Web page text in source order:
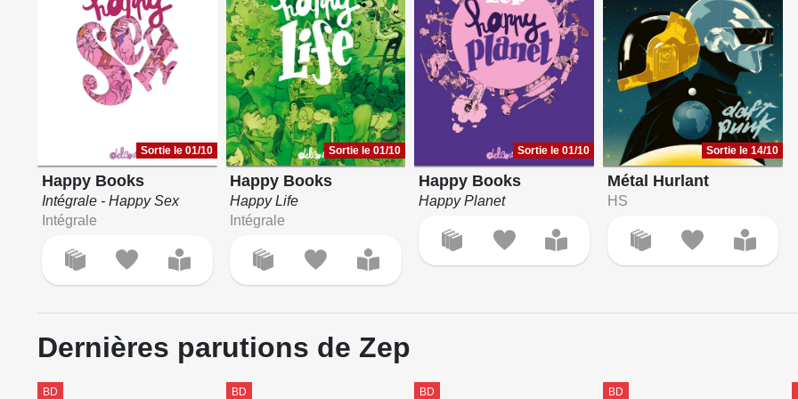
Sortie le 01/10
Happy Books
Intégrale - Happy Sex
Intégrale
Sortie le 01/10
Happy Books
Happy Life
Intégrale
Sortie le 01/10
Happy Books
Happy Planet
Sortie le 14/10
Métal Hurlant
HS
Dernières parutions de Zep
BD BD BD BD